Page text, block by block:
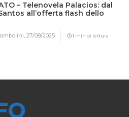
– Telenovela Palacios: dal
all’offerta flash dello
27/08/2025 1 min di lettura